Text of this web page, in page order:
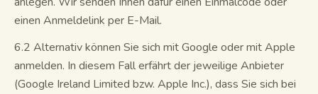
einen Anmeldelink per E-Mail.
6.2 Alternativ können Sie sich mit Google oder mit Apple
anmelden. In diesem Fall erfährt der jeweilige Anbieter
(Google Ireland Limited bzw. Apple Inc.), dass Sie sich bei